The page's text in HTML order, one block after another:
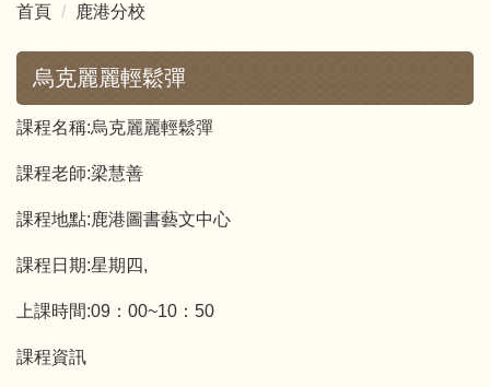
首頁 鹿港分校
烏克麗麗輕鬆彈
課程名稱:烏克麗麗輕鬆彈
課程老師:梁慧善
課程地點:鹿港圖書藝文中心
課程日期:星期四,
上課時間:09：00~10：50
課程資訊